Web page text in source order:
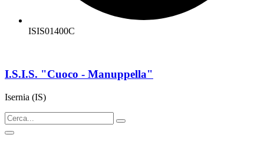
ISIS01400C
I.S.I.S. "Cuoco - Manuppella"
Isernia (IS)